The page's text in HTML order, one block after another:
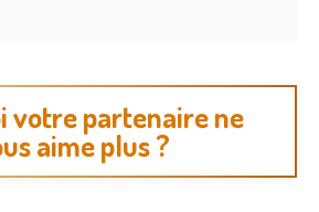
votre partenaire ne
aime plus ?